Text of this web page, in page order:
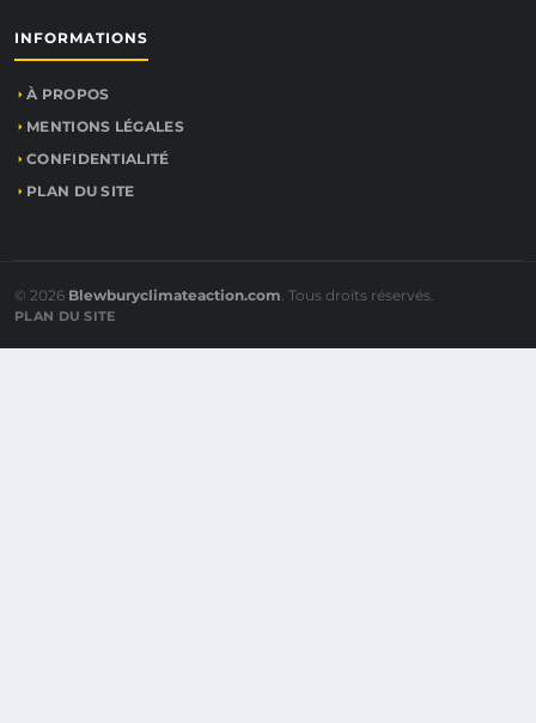
INFORMATIONS
À PROPOS
MENTIONS LÉGALES
CONFIDENTIALITÉ
PLAN DU SITE
© 2026 Blewburyclimateaction.com. Tous droits réservés.
PLAN DU SITE